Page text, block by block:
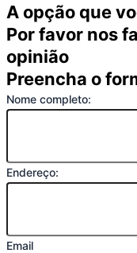
A opção que
Por favor nos
opinião
Preencha o
Nome completo:
Endereço:
Email